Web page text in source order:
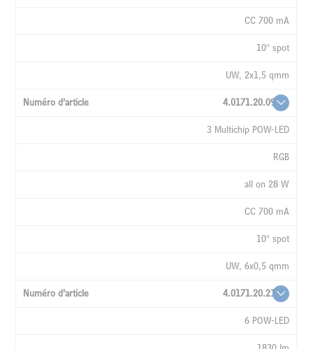
CC 700 mA
10° spot
UW, 2x1,5 qmm
4.0171.20.09
3 Multichip POW-LED
RGB
all on 28 W
CC 700 mA
10° spot
UW, 6x0,5 qmm
4.0171.20.21
6 POW-LED